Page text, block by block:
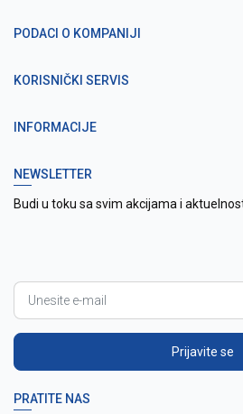
PODACI O KOMPANIJI
KORISNIČKI SERVIS
INFORMACIJE
NEWSLETTER
Budi u toku sa svim akcijama i
Prijavite se
PRATITE NAS